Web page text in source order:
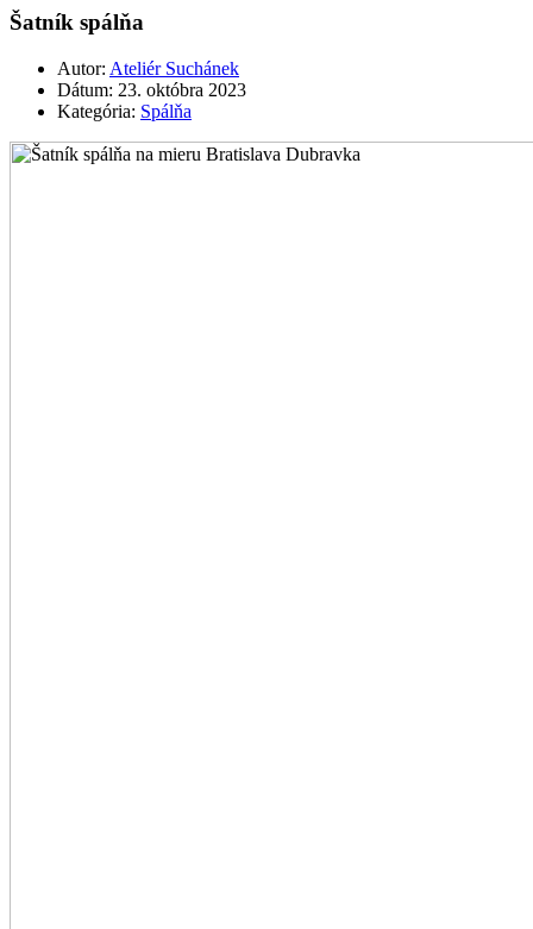
Šatník spálňa
Autor: Ateliér Suchánek
Dátum: 23. októbra 2023
Kategória: Spálňa